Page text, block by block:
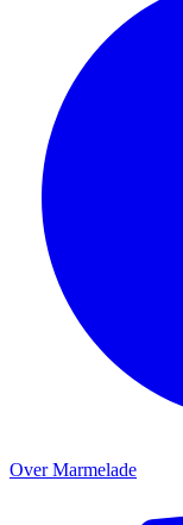
Over Marmelade